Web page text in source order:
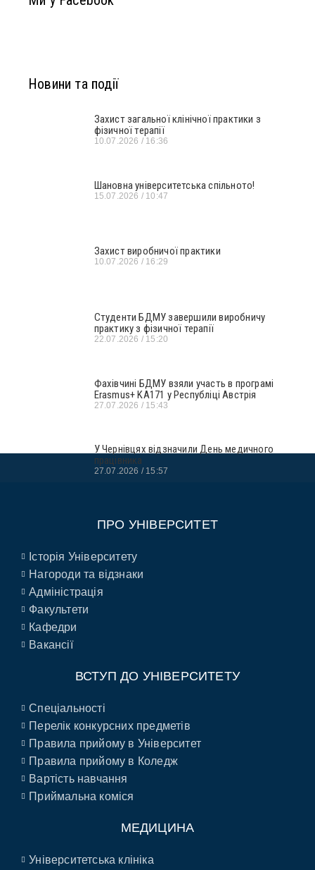
Новини та події
Захист загальної клінічної практики з
фізичної терапії
10.07.2026 16:36
Шановна університетська спільното!
15.07.2026 10:47
Захист виробничої практики
10.07.2026 16:29
Студенти БДМУ завершили виробничу
практику з фізичної терапії
22.07.2026 15:20
Фахівчині БДМУ взяли участь в програмі
Erasmus+ KA171 у Республіці Австрія
27.07.2026 15:43
У Чернівцях відзначили День медичного
працівника
27.07.2026 15:57
ПРО УНІВЕРСИТЕТ
Історія Університету
Нагороди та відзнаки
Адміністрація
Факультети
Кафедри
Вакансії
ВСТУП ДО УНІВЕРСИТЕТУ
Спеціальності
Перелік конкурсних предметів
Правила прийому в Університет
Правила прийому в Коледж
Вартість навчання
Приймальна коміся
МЕДИЦИНА
Університетська клініка